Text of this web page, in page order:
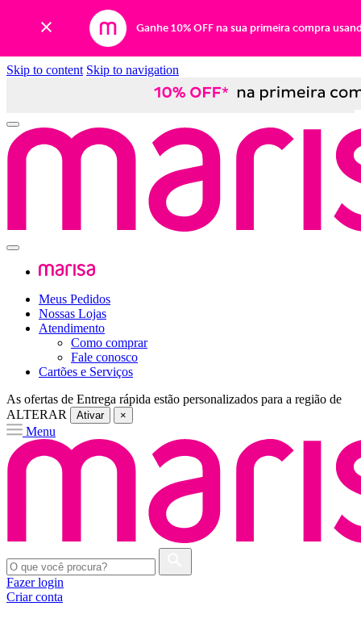
Ganhe 10% OFF na sua primeira compra
Skip to content Skip to navigation
Meus Pedidos
Nossas Lojas
Atendimento
Como comprar
Fale conosco
Cartões e Serviços
As ofertas de Entrega rápida estão personalizados para a região de
ALTERAR
Ativar ×
Menu
Fazer login
Criar conta